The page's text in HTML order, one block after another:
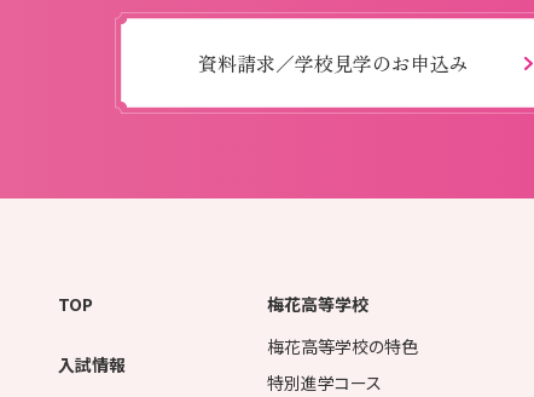
資料請求／学校見学のお申込み
TOP
入試情報
梅花高等学校
梅花高等学校の特色
特別進学コース